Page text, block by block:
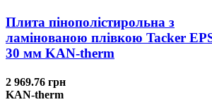
Плита пінополістирольна з
ламінованою плівкою Tacker
30 мм KAN-therm
2 969.76 грн
KAN-therm